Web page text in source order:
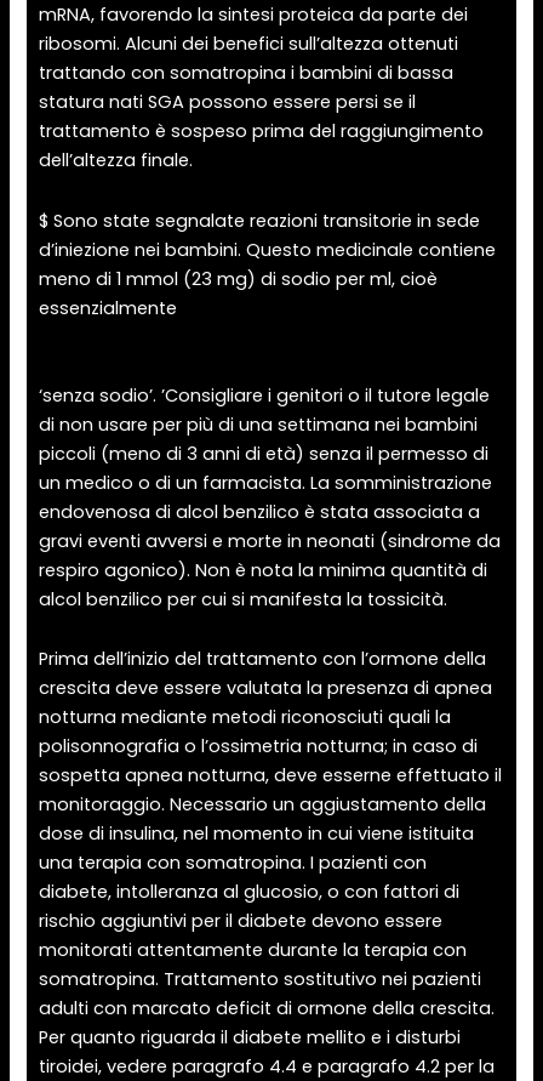
mRNA, favorendo la sintesi proteica da parte dei
ribosomi. Alcuni dei benefici sull’altezza ottenuti
trattando con somatropina i bambini di bassa
statura nati SGA possono essere persi se il
trattamento è sospeso prima del raggiungimento
dell’altezza finale.
$ Sono state segnalate reazioni transitorie in sede
d’iniezione nei bambini. Questo medicinale contiene
meno di 1 mmol (23 mg) di sodio per ml, cioè
essenzialmente
‘senza sodio’. ’Consigliare i genitori o il tutore legale
di non usare per più di una settimana nei bambini
piccoli (meno di 3 anni di età) senza il permesso di
un medico o di un farmacista. La somministrazione
endovenosa di alcol benzilico è stata associata a
gravi eventi avversi e morte in neonati (sindrome da
respiro agonico). Non è nota la minima quantità di
alcol benzilico per cui si manifesta la tossicità.
Prima dell’inizio del trattamento con l’ormone della
crescita deve essere valutata la presenza di apnea
notturna mediante metodi riconosciuti quali la
polisonnografia o l’ossimetria notturna; in caso di
sospetta apnea notturna, deve esserne effettuato il
monitoraggio. Necessario un aggiustamento della
dose di insulina, nel momento in cui viene istituita
una terapia con somatropina. I pazienti con
diabete, intolleranza al glucosio, o con fattori di
rischio aggiuntivi per il diabete devono essere
monitorati attentamente durante la terapia con
somatropina. Trattamento sostitutivo nei pazienti
adulti con marcato deficit di ormone della crescita.
Per quanto riguarda il diabete mellito e i disturbi
tiroidei, vedere paragrafo 4.4 e paragrafo 4.2 per la